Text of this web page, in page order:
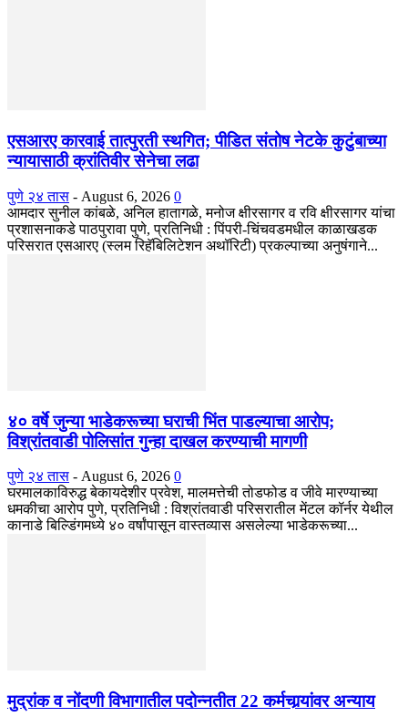
एसआरए कारवाई तात्पुरती स्थगित; पीडित संतोष नेटके कुटुंबाच्या
न्यायासाठी क्रांतिवीर सेनेचा लढा
पुणे २४ तास - August 6, 2026 0
आमदार सुनील कांबळे, अनिल हातागळे, मनोज क्षीरसागर व रवि क्षीरसागर यांचा
प्रशासनाकडे पाठपुरावा पुणे, प्रतिनिधी : पिंपरी-चिंचवडमधील काळाखडक
परिसरात एसआरए (स्लम रिहॅबिलिटेशन अथॉरिटी) प्रकल्पाच्या अनुषंगाने...
४० वर्षे जुन्या भाडेकरूच्या घराची भिंत पाडल्याचा आरोप;
विश्रांतवाडी पोलिसांत गुन्हा दाखल करण्याची मागणी
पुणे २४ तास - August 6, 2026 0
घरमालकाविरुद्ध बेकायदेशीर प्रवेश, मालमत्तेची तोडफोड व जीवे मारण्याच्या
धमकीचा आरोप पुणे, प्रतिनिधी : विश्रांतवाडी परिसरातील मेंटल कॉर्नर येथील
कानाडे बिल्डिंगमध्ये ४० वर्षांपासून वास्तव्यास असलेल्या भाडेकरूच्या...
मुद्रांक व नोंदणी विभागातील पदोन्नतीत 22 कर्मचार्‍यांवर अन्याय